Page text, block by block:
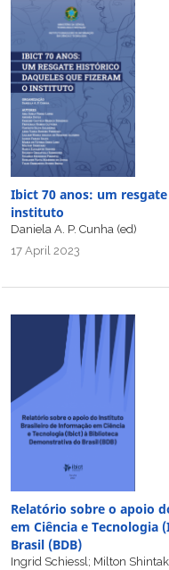
Ibict 70 anos: um
instituto
Daniela A. P. Cunha (ed)
17 April 2023
Relatório sobre o apoio
em Ciência e Tecnologia
Brasil (BDB)
Ingrid Schiessl; Milton